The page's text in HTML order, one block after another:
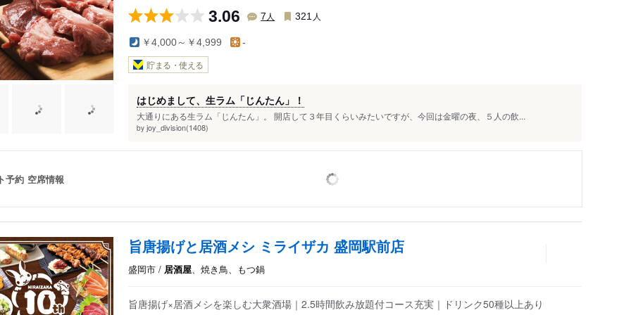
3.06 7 人 321 人
￥4,000～￥4,999 -
貯まる・使える
はじめまして、生ラム「じんたん」！
大通りにある生ラム「じんたん」。 開店して３年目くらいみたいですが、今回は金曜の夜、５人の飲...
by joy_division(1408)
予約 空席情報
旨唐揚げと居酒メシ ミライザカ 盛岡駅前店
盛岡市 / 居酒屋、焼き鳥、もつ鍋
旨唐揚げ×居酒メシを楽しむ大衆酒場｜2.5時間飲み放題付コース充実｜ドリンク50種以上あり